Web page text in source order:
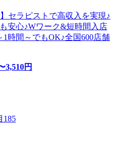
セラピストで高収入を実現♪
安心♪Wワーク&短時間入店
時間～でもOK♪全国600店舗
3,510円
185